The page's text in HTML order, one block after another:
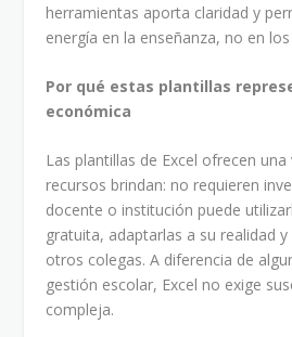
herramientas aporta claridad y
energía en la enseñanza, no en
Por qué estas plantillas
económica
Las plantillas de Excel ofrecen
recursos brindan: no requieren
docente o institución puede
gratuita, adaptarlas a su realidad
otros colegas. A diferencia de
gestión escolar, Excel no exige
compleja.